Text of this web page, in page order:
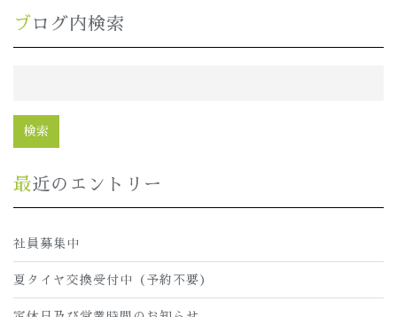
ブログ内検索
最近のエントリー
社員募集中
夏タイヤ交換受付中（予約不要）